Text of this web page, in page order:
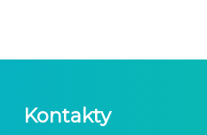
Kontakty